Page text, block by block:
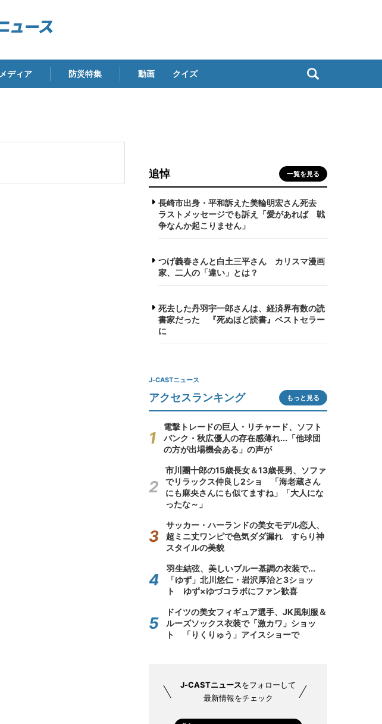
メディア 防災特集 動画 クイズ
追悼 一覧を見る
長崎市出身・平和訴えた美輪明宏さん死去
ラストメッセージでも訴え「愛があれば 戦
争なんか起こりません」
つげ義春さんと白土三平さん カリスマ漫画
家、二人の「違い」とは？
死去した丹羽宇一郎さんは、経済界有数の読
書家だった 『死ぬほど読書』ベストセラー
に
J-CASTニュース
アクセスランキング もっと見る
電撃トレードの巨人・リチャード、ソフト
バンク・秋広優人の存在感薄れ...「他球団
の方が出場機会ある」の声が
市川團十郎の15歳長女＆13歳長男、ソファ
でリラックス仲良し2ショ 「海老蔵さん
にも麻央さんにも似てますね」「大人にな
ったな～」
サッカー・ハーランドの美女モデル恋人、
超ミニ丈ワンピで色気ダダ漏れ すらり神
スタイルの美貌
羽生結弦、美しいブルー基調の衣装で...
「ゆず」北川悠仁・岩沢厚治と3ショッ
ト ゆず×ゆづコラボにファン歓喜
ドイツの美女フィギュア選手、JK風制服＆
ルーズソックス衣装で「激カワ」ショッ
ト 「りくりゅう」アイスショーで
J-CASTニュースをフォローして
最新情報をチェック